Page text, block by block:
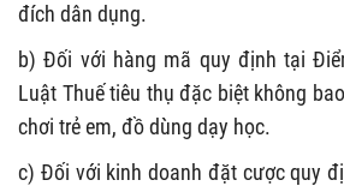
đích dân dụng.
b) Đối với hàng mã quy định tại
Luật Thuế tiêu thụ đặc biệt không
chơi trẻ em, đồ dùng dạy học.
c) Đối với kinh doanh đặt cược quy